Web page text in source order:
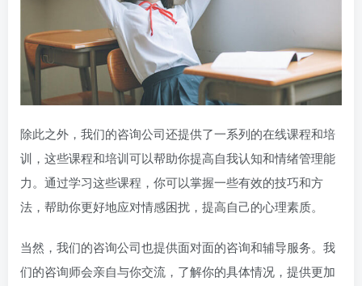
除此之外，我们的咨询公司还提供了一系列的在线课程和培
训，这些课程和培训可以帮助你提高自我认知和情绪管理能
力。通过学习这些课程，你可以掌握一些有效的技巧和方
法，帮助你更好地应对情感困扰，提高自己的心理素质。
当然，我们的咨询公司也提供面对面的咨询和辅导服务。我
们的咨询师会亲自与你交流，了解你的具体情况，提供更加